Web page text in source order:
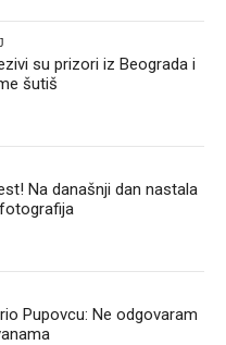
su prizori iz Beograda i
šutiš
Na današnji dan nastala
Pupovcu: Ne odgovaram